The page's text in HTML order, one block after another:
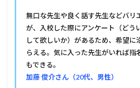
無口な先生や良く話す先生などバリ
が、入校した際にアンケート（どう
して欲しいか）があるため、希望に
らえる。気に入った先生がいれば指
もできる。
加藤 俊介さん（20代、男性）